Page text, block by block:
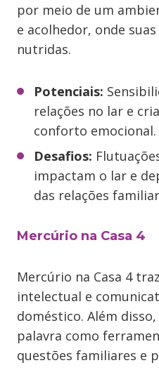
por meio de um
e acolhedor, onde
nutridas.
Potenciais:
relações no lar e
conforto emocional.
Desafios:
impactam o lar e
das relações
Mercúrio na Casa 4
Mercúrio na Casa 4
intelectual e
doméstico. Além
palavra como
questões familiares e